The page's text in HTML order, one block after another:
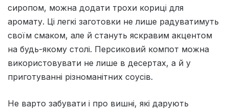
сиропом, можна додати трохи кориці для
аромату. Ці легкі заготовки не лише радуватимуть
своїм смаком, але й стануть яскравим акцентом
на будь-якому столі. Персиковий компот можна
використовувати не лише в десертах, а й у
приготуванні різноманітних соусів.
Не варто забувати і про вишні, які дарують